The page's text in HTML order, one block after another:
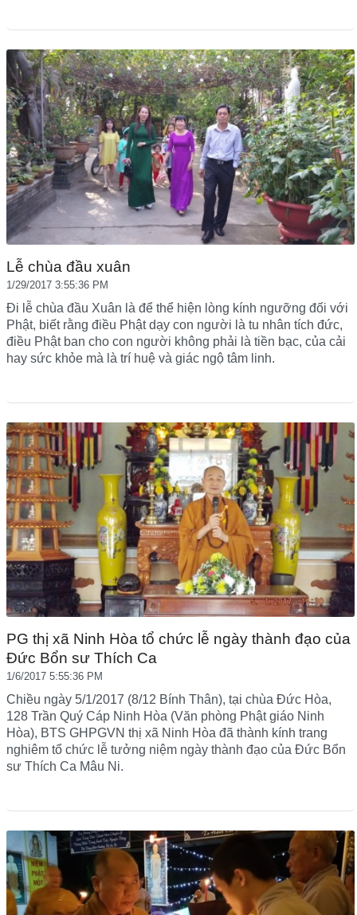
Lễ chùa đầu xuân
1/29/2017 3:55:36 PM
Đi lễ chùa đầu Xuân là để thể hiện lòng kính ngưỡng đối với
Phật, biết rằng điều Phật dạy con người là tu nhân tích đức,
điều Phật ban cho con người không phải là tiền bạc, của cải
hay sức khỏe mà là trí huệ và giác ngộ tâm linh.
PG thị xã Ninh Hòa tổ chức lễ ngày thành đạo của
Đức Bổn sư Thích Ca
1/6/2017 5:55:36 PM
Chiều ngày 5/1/2017 (8/12 Bính Thân), tại chùa Đức Hòa,
128 Trần Quý Cáp Ninh Hòa (Văn phòng Phật giáo Ninh
Hòa), BTS GHPGVN thị xã Ninh Hòa đã thành kính trang
nghiêm tổ chức lễ tưởng niệm ngày thành đạo của Đức Bổn
sư Thích Ca Mâu Ni.